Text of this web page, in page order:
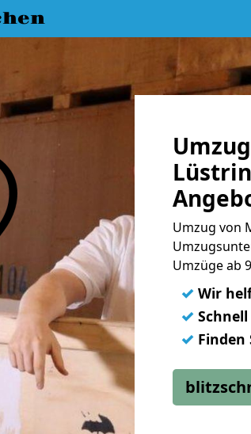
Umzug von
Umzüge ab
✓ Wir
✓
✓ Finden